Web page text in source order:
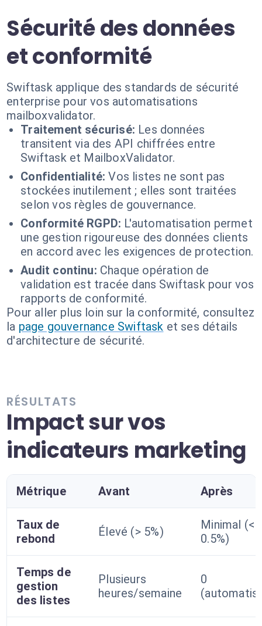
Sécurité des données
et conformité
Swiftask applique des standards de sécurité
enterprise pour vos automatisations
mailboxvalidator.
Traitement sécurisé: Les données
transitent via des API chiffrées entre
Swiftask et MailboxValidator.
Confidentialité: Vos listes ne sont pas
stockées inutilement ; elles sont traitées
selon vos règles de gouvernance.
Conformité RGPD: L'automatisation permet
une gestion rigoureuse des données clients
en accord avec les exigences de protection.
Audit continu: Chaque opération de
validation est tracée dans Swiftask pour vos
rapports de conformité.
Pour aller plus loin sur la conformité, consultez
la page gouvernance Swiftask et ses détails
d'architecture de sécurité.
RÉSULTATS
Impact sur vos
indicateurs marketing
Métrique Avant Après
Taux de
rebond
Élevé (> 5%)
Minimal (<
0.5%)
Temps de
gestion
des listes
Plusieurs
heures/semaine
0